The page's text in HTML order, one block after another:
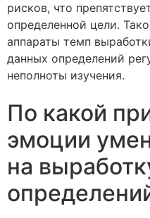
рисков, что
определенной цели.
аппараты темп
данных определений
неполноты изучения.
По какой
эмоции
на